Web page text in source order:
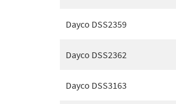
Dayco DSS2359
Dayco DSS2362
Dayco DSS3163